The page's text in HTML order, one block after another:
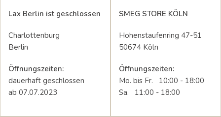
Lax Berlin ist geschlossen
Charlottenburg
Berlin
Öffnungszeiten:
dauerhaft geschlossen
ab 07.07.2023
SMEG STORE KÖLN
Hohenstaufenring 47-51
50674 Köln
Öffnungszeiten:
Mo. bis Fr. 10:00 - 18:00
Sa. 11:00 - 18:00